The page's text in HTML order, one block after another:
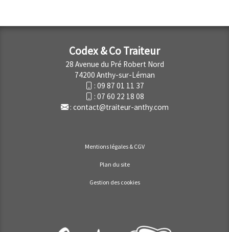
Codex & Co Traiteur
28 Avenue du Pré Robert Nord
74200 Anthy-sur-Léman
: 09 87 01 11 37
: 07 60 22 18 08
: contact@traiteur-anthy.com
Mentions légales & CGV
Plan du site
Gestion des cookies